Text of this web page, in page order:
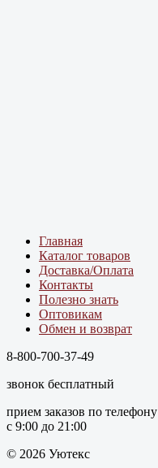
Главная
Каталог товаров
Доставка/Оплата
Контакты
Полезно знать
Оптовикам
Обмен и возврат
8-800-700-37-49
звонок бесплатный
прием заказов по телефону
с 9:00 до 21:00
© 2026 Уютекс